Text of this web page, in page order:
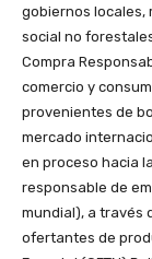
gobiernos locales,
social no
Compra
comercio y
provenientes de
mercado
en proceso hacia
responsable de
mundial), a través
ofertantes de